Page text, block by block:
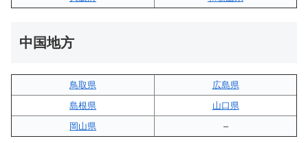
中国地方
鳥取県
広島県
島根県
山口県
岡山県
–